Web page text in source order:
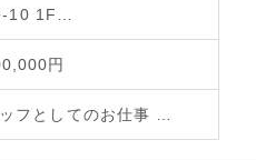
10 1F…
円
フとしてのお仕事 …